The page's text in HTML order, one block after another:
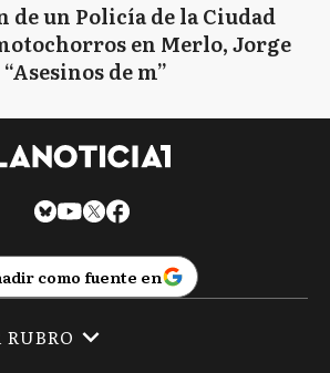
de un Policía de la Ciudad
en Merlo, Jorge
de m”
como fuente en